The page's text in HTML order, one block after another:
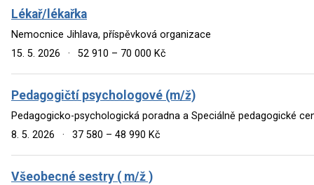
Lékař/lékařka
Nemocnice Jihlava, příspěvková organizace
15. 5. 2026
· 52 910 – 70 000 Kč
Pedagogičtí psychologové (m/ž)
Pedagogicko-psychologická poradna a Speciálně pedagogické
8. 5. 2026
· 37 580 – 48 990 Kč
Všeobecné sestry ( m/ž )